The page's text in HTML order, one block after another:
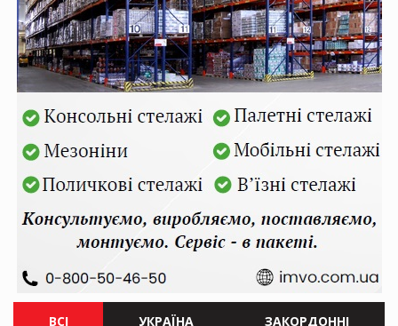
ВСІ УКРАЇНА ЗАКОРДОННІ